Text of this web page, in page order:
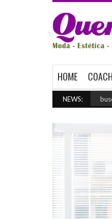
HOME
NEWS:
Quando buscar